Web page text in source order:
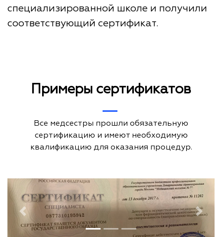
специализированной школе и получили
соответствующий сертификат.
Примеры сертификатов
Все медсестры прошли обязательную
сертификацию и имеют необходимую
квалификацию для оказания процедур.
Previous Next